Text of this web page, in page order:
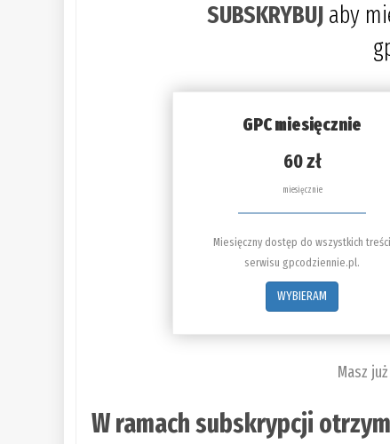
SUBSKRYBUJaby
GPC miesięcznie
60 zł
miesięcznie
Miesięczny dostęp do wszystkich treści
serwisu gpcodziennie.pl.
WYBIERAM
Masz
W ramach subskrypcji